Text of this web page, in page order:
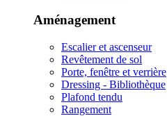
Aménagement
Escalier et ascenseur
Revêtement de sol
Porte, fenêtre et verrière
Dressing - Bibliothèque
Plafond tendu
Rangement